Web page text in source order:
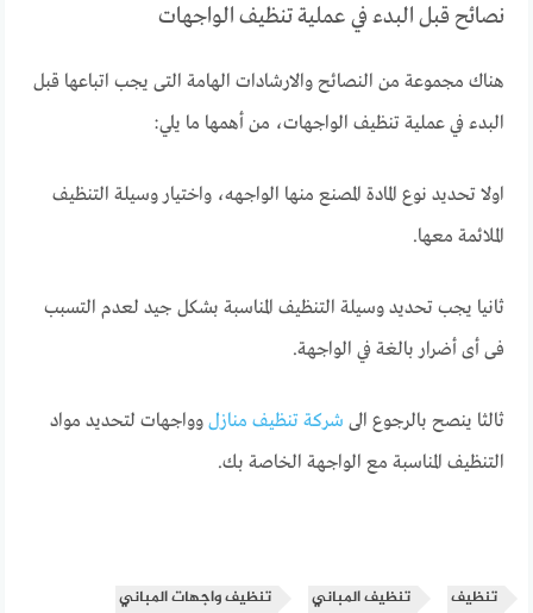
نصائح قبل البدء في عملية تنظيف الواجهات
هناك مجموعة من النصائح والارشادات الهامة التى يجب اتباعها قبل
البدء في عملية تنظيف الواجهات، من أهمها ما يلي:
اولا تحديد نوع المادة المصنع منها الواجهه، واختيار وسيلة التنظيف
الملائمة معها.
ثانيا يجب تحديد وسيلة التنظيف المناسبة بشكل جيد لعدم التسبب
فى أى أضرار بالغة في الواجهة.
ثالثا ينصح بالرجوع الى شركة تنظيف منازل وواجهات لتحديد مواد
التنظيف المناسبة مع الواجهة الخاصة بك.
تنظيف تنظيف المباني تنظيف واجهات المباني